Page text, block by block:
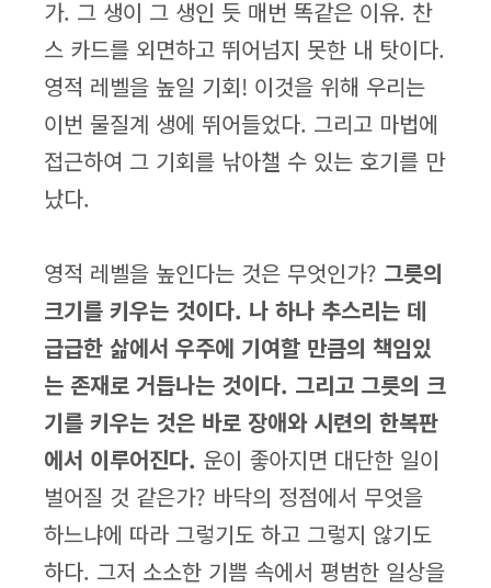
가. 그 생이 그 생인 듯 매번 똑같은 이유. 찬
스 카드를 외면하고 뛰어넘지 못한 내 탓이다.
영적 레벨을 높일 기회! 이것을 위해 우리는
이번 물질계 생에 뛰어들었다. 그리고 마법에
접근하여 그 기회를 낚아챌 수 있는 호기를 만
났다.
영적 레벨을 높인다는 것은 무엇인가? 그릇의
크기를 키우는 것이다. 나 하나 추스리는 데
급급한 삶에서 우주에 기여할 만큼의 책임있
는 존재로 거듭나는 것이다. 그리고 그릇의 크
기를 키우는 것은 바로 장애와 시련의 한복판
에서 이루어진다. 운이 좋아지면 대단한 일이
벌어질 것 같은가? 바닥의 정점에서 무엇을
하느냐에 따라 그렇기도 하고 그렇지 않기도
하다. 그저 소소한 기쁨 속에서 평범한 일상을